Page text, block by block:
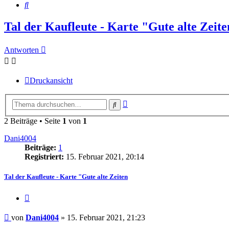
Suche
Tal der Kaufleute - Karte "Gute alte
Antworten
Druckansicht
Suche
2 Beiträge • Seite 1 von 1
Dani4004
Beiträge: 1
Registriert: 15. Februar 2021, 20:14
Tal der Kaufleute - Karte "Gute alte Zeiten
Beitrag
von Dani4004 » 15. Februar 2021, 21:23